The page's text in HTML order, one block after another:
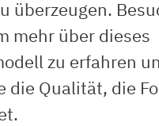
überzeugen.
mehr über dieses
zu erfahren
die Qualität, die